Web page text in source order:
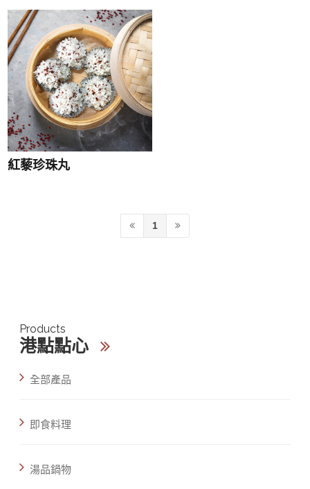
紅藜珍珠丸
1
Products
港點點心
全部產品
即食料理
湯品鍋物